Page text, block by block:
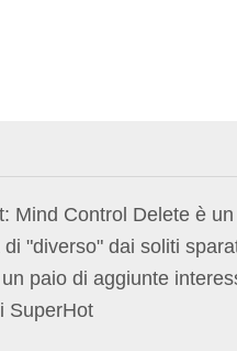
Mind Control Delete è
"diverso" dai soliti
paio di aggiunte
SuperHot